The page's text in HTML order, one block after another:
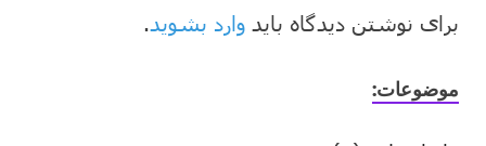
برای نوشتن دیدگاه باید وارد بشوید.
موضوعات: